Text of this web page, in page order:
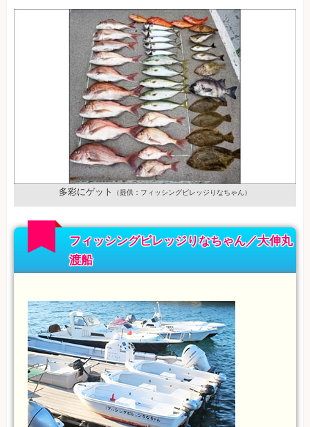
多彩にゲット （提供：フィッシングビレッジりなちゃん）
フィッシングビレッジりなちゃん／大伸丸
渡船